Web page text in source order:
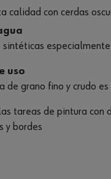
calidad con cerdas
uso
de grano fino y crudo
tareas de pintura con
y bordes